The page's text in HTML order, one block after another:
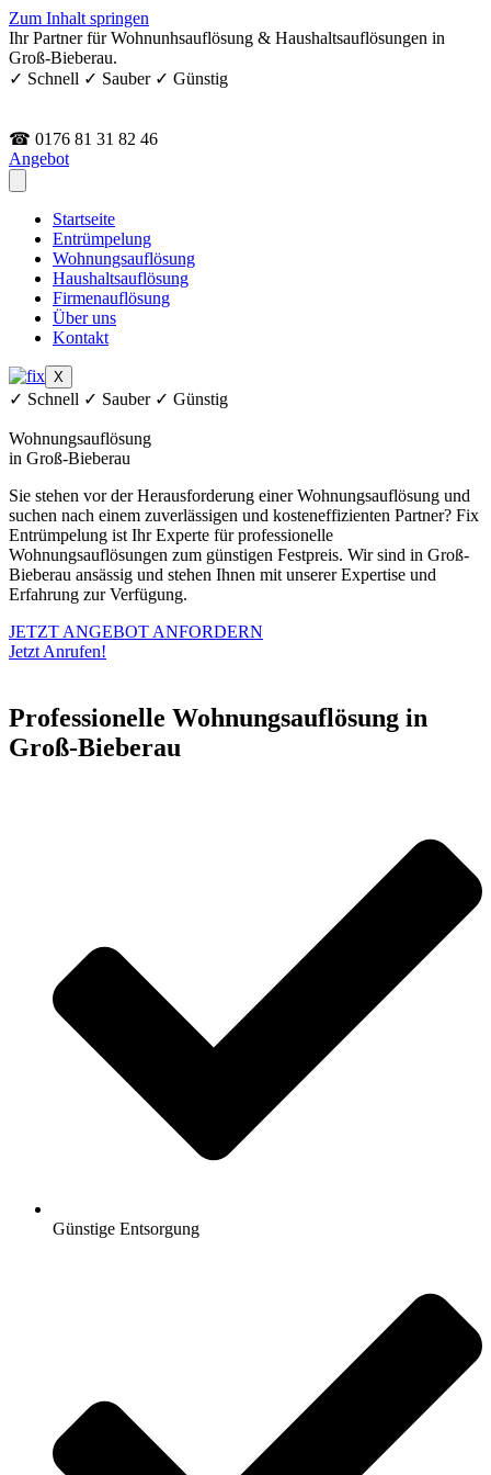
Zum Inhalt springen
Ihr Partner für Wohnunhsauflösung & Haushaltsauflösungen in
Groß-Bieberau.
✓ Schnell ✓ Sauber ✓ Günstig
☎ 0176 81 31 82 46
Angebot
Startseite
Entrümpelung
Wohnungsauflösung
Haushaltsauflösung
Firmenauflösung
Über uns
Kontakt
X
✓ Schnell ✓ Sauber ✓ Günstig
Wohnungsauflösung
in Groß-Bieberau
Sie stehen vor der Herausforderung einer Wohnungsauflösung und
suchen nach einem zuverlässigen und kosteneffizienten Partner? Fix
Entrümpelung ist Ihr Experte für professionelle
Wohnungsauflösungen zum günstigen Festpreis. Wir sind in Groß-
Bieberau ansässig und stehen Ihnen mit unserer Expertise und
Erfahrung zur Verfügung.
JETZT ANGEBOT ANFORDERN
Jetzt Anrufen!
Professionelle Wohnungsauflösung in
Groß-Bieberau
Günstige Entsorgung